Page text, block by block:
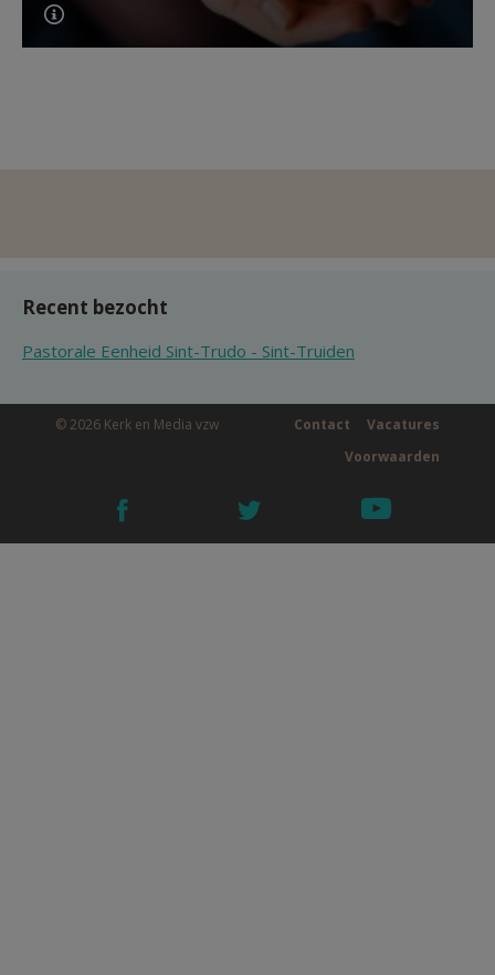
Recent bezocht
Pastorale Eenheid Sint-Trudo - Sint-Truiden
© 2026 Kerk en Media vzw Vacatures
Contact
Voorwaarden